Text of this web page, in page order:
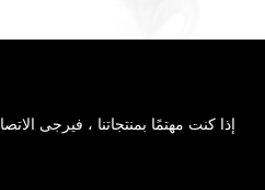
إذا كنت مهتمًا بمنتجاتنا ، فيرجى